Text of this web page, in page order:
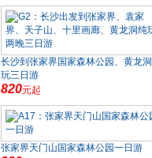
长沙到张家界国家森林公园、黄龙
玩三日游
820元起
张家界天门山国家森林公园一日游